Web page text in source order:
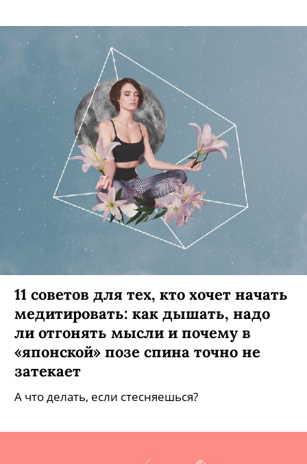
11 советов для тех, кто хочет начать
медитировать: как дышать, надо
ли отгонять мысли и почему в
«японской» позе спина точно не
затекает
А что делать, если стесняешься?